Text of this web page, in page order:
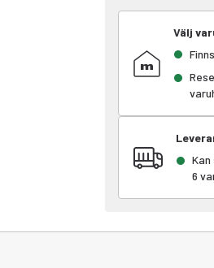
Välj
6